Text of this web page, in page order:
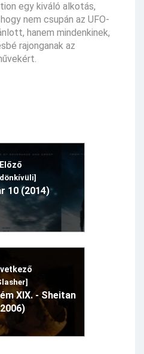
egy kiváló alkotás,
nem csupán az UFO-
hanem mindenkinek,
rajonganak az
Előző
10 (2014)
XIX. - Sheitan